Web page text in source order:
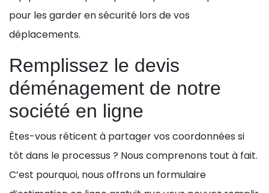
pour les garder en sécurité lors de vos
déplacements.
Remplissez le devis
déménagement de notre
société en ligne
Êtes-vous réticent à partager vos coordonnées si
tôt dans le processus ? Nous comprenons tout à fait.
C’est pourquoi, nous offrons un formulaire